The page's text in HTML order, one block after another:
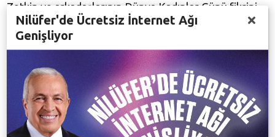
Zetkin ve arkadaşlarının Dünya Kadınlar Günü fikrini
ortaya attığı dönemde, Bursa’da ipek işçisi kadınların
grevde olduğu gerçeğini hatırlatarak, kadın emeğinin
tarihsel mücadelesine dikkat çekiyor.
“Kadınların Mürekkebiyle Yazılan Tarih: Bursa’nın İpek
Kadınları” sergisi, 13 Nisan’a kadar ziyarete açık
olacak.
Nilüfer'de Ücretsiz İnternet Ağı
Genişliyor